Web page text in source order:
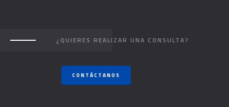
¿QUIERES REALIZAR UNA CONSULTA?
CONTÁCTANOS